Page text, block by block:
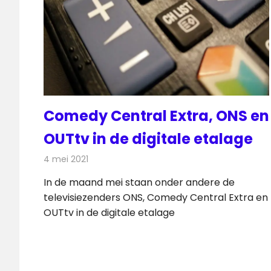
Comedy Central Extra, ONS en
OUTtv in de digitale etalage
4 mei 2021
In de maand mei staan onder andere de
televisiezenders ONS, Comedy Central Extra en
OUTtv in de digitale etalage